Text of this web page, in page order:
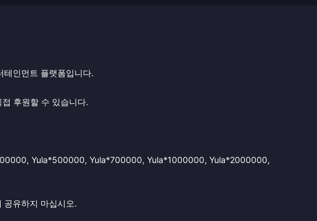
테인먼트 플랫폼입니다.
후원할 수 있습니다.
Yula*500000, Yula*700000, Yula*1000000, Yula*2000000,
공유하지 마십시오.